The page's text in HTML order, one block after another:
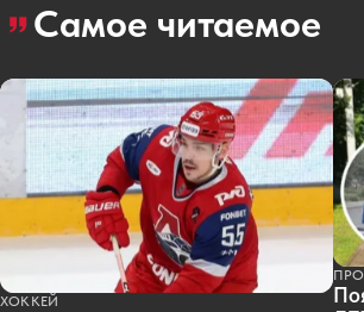
Самое читаемое
ХОККЕЙ